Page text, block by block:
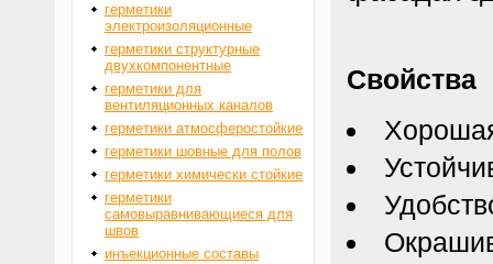
Свойства
герметики
электроизоляционные
герметики структурные
двухкомпонентные
герметики для
вентиляционных каналов
герметики атмосферостойкие
герметики шовные для полов
герметики химически стойкие
герметики
самовыравнивающиеся для
швов
инъекционные составы